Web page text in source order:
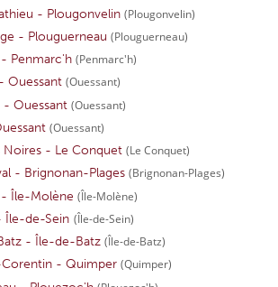
- Plougonvelin (Plougonvelin)
- Plouguerneau (Plouguerneau)
- Penmarc'h (Penmarc'h)
Ouessant (Ouessant)
- Ouessant (Ouessant)
(Ouessant)
Noires - Le Conquet (Le Conquet)
- Brignonan-Plages (Brignonan-Plages)
- Île-Molène (Île-Molène)
Île-de-Sein (Île-de-Sein)
- Île-de-Batz (Île-de-Batz)
- Quimper (Quimper)